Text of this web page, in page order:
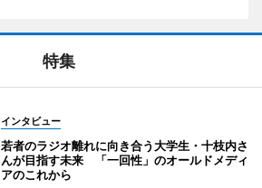
特集
インタビュー
若者のラジオ離れに向き合う大学生・十枝内さ
んが目指す未来 「一回性」のオールドメディ
アのこれから